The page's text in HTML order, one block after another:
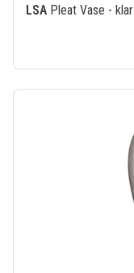
LSA Pleat Vase - klar